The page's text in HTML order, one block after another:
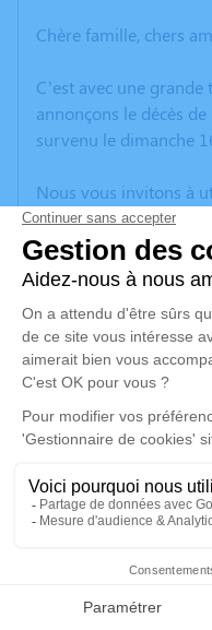
Faire-part
Chère famille, chers
C’est avec une
annonçons le décès de
survenu le dimanche
Nous vous invitons à
vos condoléances,
anecdote ou exprimer
poèmes ou des
d'expression dédié à
Louise DESFORGES.
Un service de
disponible ici
Cérémonie
Église de Lépaud
23170 Lépaud